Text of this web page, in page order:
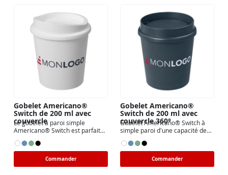
Gobelet Americano®
Switch de 200 ml avec
couvercle
Le gobelet à paroi simple
Americano® Switch est parfait
Commander
Gobelet Americano®
Switch de 200 ml avec
couvercle 360°
Gobelet Americano® Switch à
simple paroi d'une capacité de
Commander